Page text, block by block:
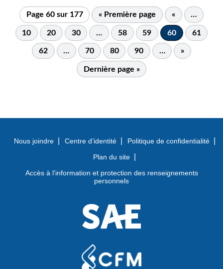
Page 60 sur 177 « Première page « …
10 20 30 … 58 59 60 61
62 … 70 80 90 … »
Dernière page »
Nous joindre Centre d’identité
Politique de confidentialité
Plan du site
Accès à l’information et protection des renseignements
personnels